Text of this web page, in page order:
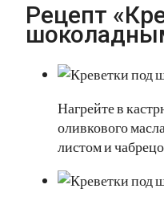
Рецепт
Нагрейте в
оливкового
листом и